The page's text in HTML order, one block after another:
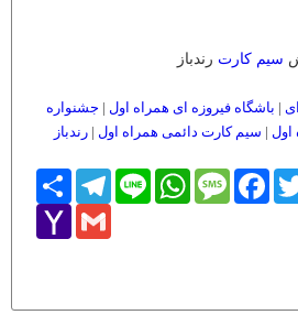
سیم کارت رندباز
| باشگاه فیروزه ای همراه اول | جشنواره
اول | سیم کارت دائمی همراه اول | رندباز
اشتراکTelegram Line
WhatsAppMessageFacebook
Yahoo
Mail
Gmail